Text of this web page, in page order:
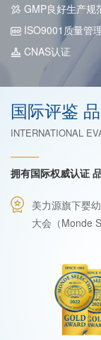
GMP良好生产规
ISO9001质量管
CNAS认证
国际评鉴
INTERNATIONAL
拥有国际权威认证
美力源旗下婴
大会（Monde